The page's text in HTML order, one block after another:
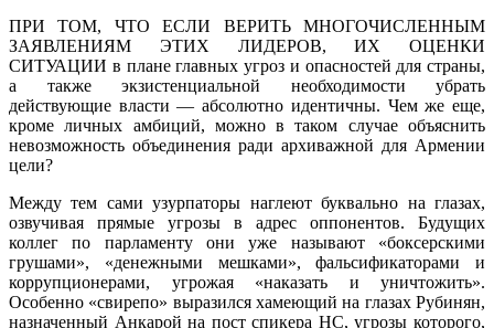
ПРИ ТОМ, ЧТО ЕСЛИ ВЕРИТЬ МНОГОЧИСЛЕННЫМ
ЗАЯВЛЕНИЯМ ЭТИХ ЛИДЕРОВ, ИХ ОЦЕНКИ
СИТУАЦИИ в плане главных угроз и опасностей для страны,
а также экзистенциальной необходимости убрать
действующие власти — абсолютно идентичны. Чем же еще,
кроме личных амбиций, можно в таком случае объяснить
невозможность объединения ради архиважной для Армении
цели?
Между тем сами узурпаторы наглеют буквально на глазах,
озвучивая прямые угрозы в адрес оппонентов. Будущих
коллег по парламенту они уже называют «боксерскими
грушами», «денежными мешками», фальсификаторами и
коррупционерами, угрожая «наказать и уничтожить».
Особенно «свирепо» выразился хамеющий на глазах Рубинян,
назначенный Анкарой на пост спикера НС, угрозы которого,